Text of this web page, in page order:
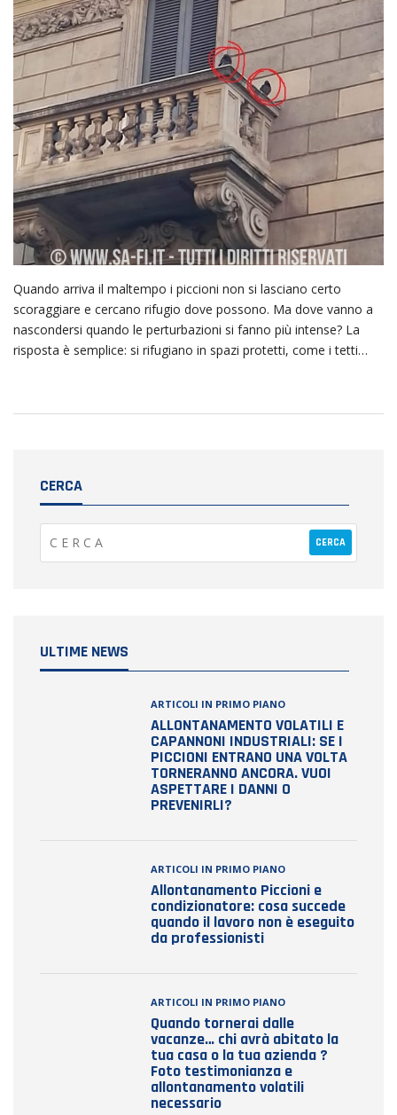
Quando arriva il maltempo i piccioni non si lasciano certo
scoraggiare e cercano rifugio dove possono. Ma dove vanno a
nascondersi quando le perturbazioni si fanno più intense? La
risposta è semplice: si rifugiano in spazi protetti, come i tetti…
CERCA
ULTIME NEWS
ARTICOLI IN PRIMO PIANO
ALLONTANAMENTO VOLATILI E
CAPANNONI INDUSTRIALI: SE I
PICCIONI ENTRANO UNA VOLTA
TORNERANNO ANCORA. VUOI
ASPETTARE I DANNI O
PREVENIRLI?
ARTICOLI IN PRIMO PIANO
Allontanamento Piccioni e
condizionatore: cosa succede
quando il lavoro non è eseguito
da professionisti
ARTICOLI IN PRIMO PIANO
Quando tornerai dalle
vacanze… chi avrà abitato la
tua casa o la tua azienda ?
Foto testimonianza e
allontanamento volatili
necessario